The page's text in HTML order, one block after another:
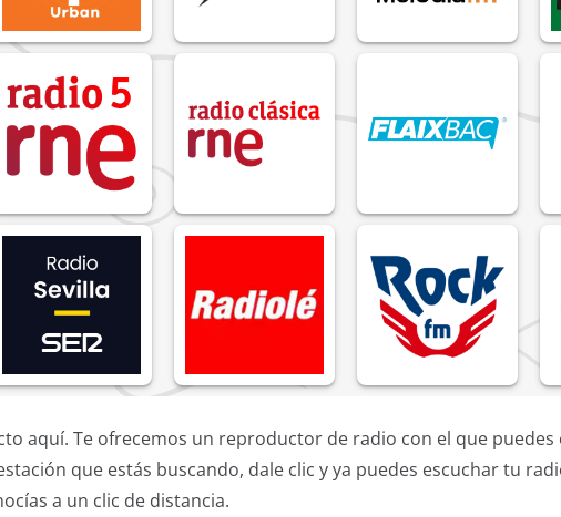
aquí. Te ofrecemos un reproductor de radio con el que
que estás buscando, dale clic y ya puedes escuchar tu
a un clic de distancia.